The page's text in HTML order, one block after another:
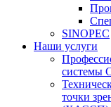
SINOPEC
Наши услуги
системы
точки